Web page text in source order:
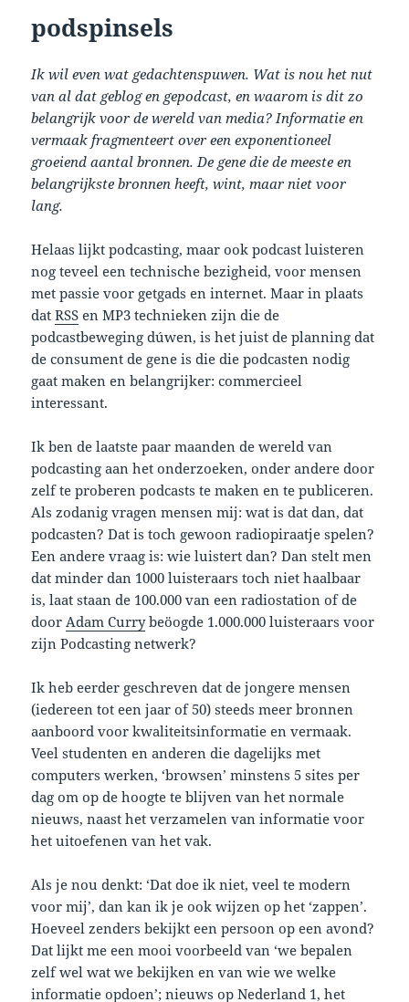
podspinsels
Ik wil even wat gedachtenspuwen. Wat is nou het nut
van al dat geblog en gepodcast, en waarom is dit zo
belangrijk voor de wereld van media? Informatie en
vermaak fragmenteert over een exponentioneel
groeiend aantal bronnen. De gene die de meeste en
belangrijkste bronnen heeft, wint, maar niet voor
lang.
Helaas lijkt podcasting, maar ook podcast luisteren
nog teveel een technische bezigheid, voor mensen
met passie voor getgads en internet. Maar in plaats
datRSS en MP3 technieken zijn die de
podcastbeweging dúwen, is het juist de planning dat
de consument de gene is die die podcasten nodig
gaat maken en belangrijker: commercieel
interessant.
Ik ben de laatste paar maanden de wereld van
podcasting aan het onderzoeken, onder andere door
zelf te proberen podcasts te maken en te publiceren.
Als zodanig vragen mensen mij: wat is dat dan, dat
podcasten? Dat is toch gewoon radiopiraatje spelen?
Een andere vraag is: wie luistert dan? Dan stelt men
dat minder dan 1000 luisteraars toch niet haalbaar
is, laat staan de 100.000 van een radiostation of de
door Adam Currybeöogde 1.000.000 luisteraars voor
zijn Podcasting netwerk?
Ik heb eerder geschreven dat de jongere mensen
(iedereen tot een jaar of 50) steeds meer bronnen
aanboord voor kwaliteitsinformatie en vermaak.
Veel studenten en anderen die dagelijks met
computers werken, ‘browsen’ minstens 5 sites per
dag om op de hoogte te blijven van het normale
nieuws, naast het verzamelen van informatie voor
het uitoefenen van het vak.
Als je nou denkt: ‘Dat doe ik niet, veel te modern
voor mij’, dan kan ik je ook wijzen op het ‘zappen’.
Hoeveel zenders bekijkt een persoon op een avond?
Dat lijkt me een mooi voorbeeld van ‘we bepalen
zelf wel wat we bekijken en van wie we welke
informatie opdoen’; nieuws op Nederland 1, het